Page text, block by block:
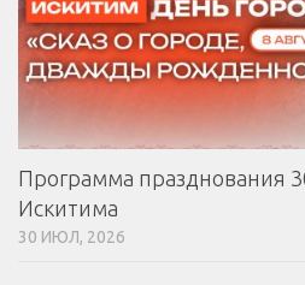
Программа празднования
Искитима
30 ИЮЛ, 2026